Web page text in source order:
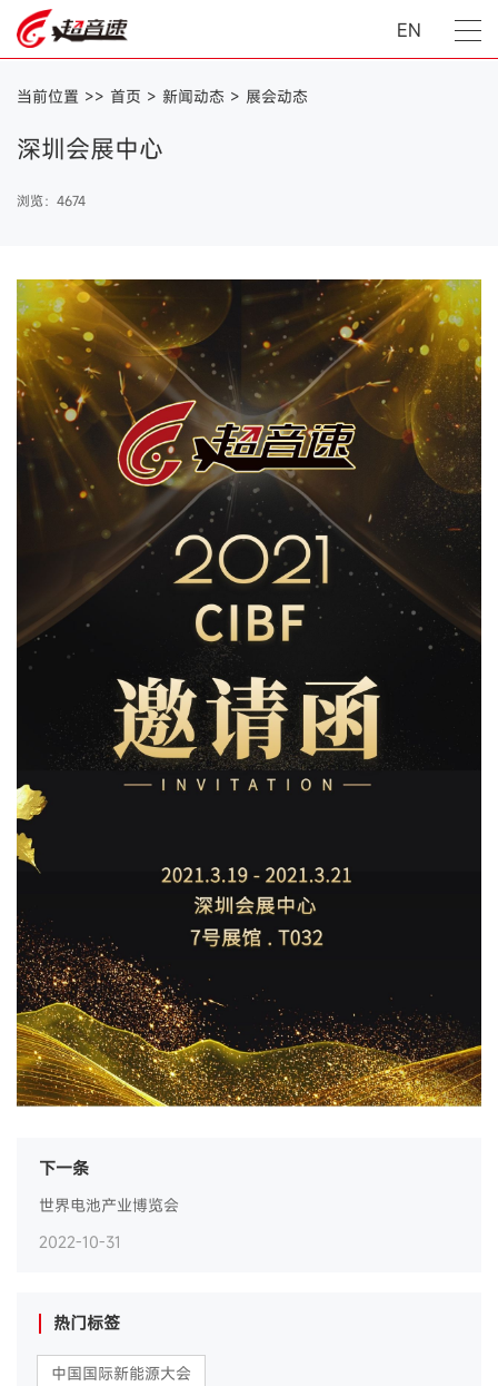
EN
当前位置 >> 首页 > 新闻动态 > 展会动态
深圳会展中心
浏览：4674
下一条
世界电池产业博览会
2022-10-31
热门标签
中国国际新能源大会